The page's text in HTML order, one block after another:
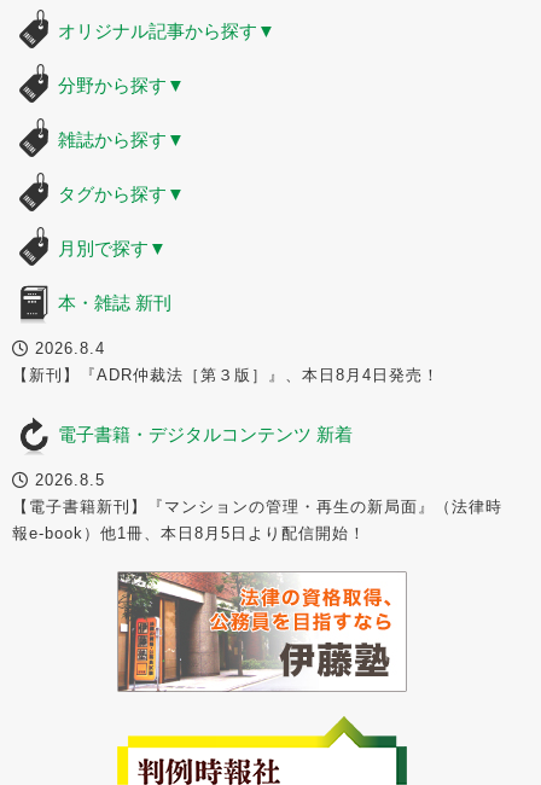
オリジナル記事から探す ▼
分野から探す ▼
雑誌から探す ▼
タグから探す ▼
月別で探す ▼
本・雑誌 新刊
2026.8.4
【新刊】『ADR仲裁法［第３版］』、本日8月4日発売！
電子書籍・デジタルコンテンツ 新着
2026.8.5
【電子書籍新刊】『マンションの管理・再生の新局面』（法律時
報e-book）他1冊、本日8月5日より配信開始！